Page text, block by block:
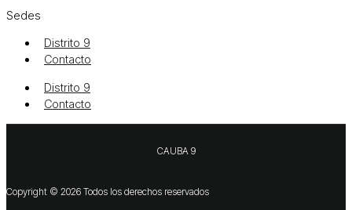
Sedes
Distrito 9
Contacto
Distrito 9
Contacto
CAUBA 9
Copyright © 2026 Todos los derechos reservados